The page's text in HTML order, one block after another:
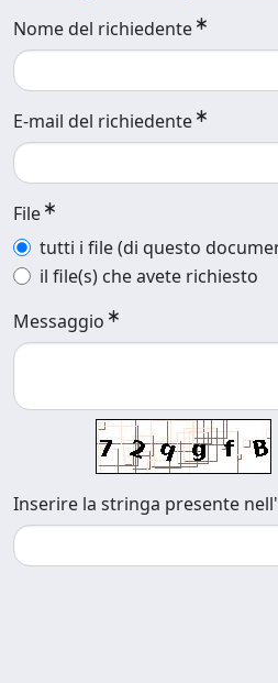
Nome del richiedente
E-mail del richiedente
File
tutti i file (di questo
il file(s) che avete richiesto
Messaggio
Inserire la stringa presente